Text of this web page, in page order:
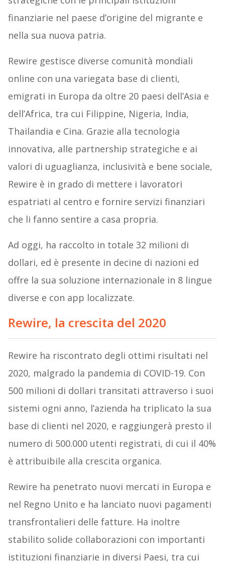
finanziarie nel paese d’origine del migrante e
nella sua nuova patria.
Rewire gestisce diverse comunità mondiali
online con una variegata base di clienti,
emigrati in Europa da oltre 20 paesi dell’Asia e
dell’Africa, tra cui Filippine, Nigeria, India,
Thailandia e Cina. Grazie alla tecnologia
innovativa, alle partnership strategiche e ai
valori di uguaglianza, inclusività e bene sociale,
Rewire è in grado di mettere i lavoratori
espatriati al centro e fornire servizi finanziari
che li fanno sentire a casa propria.
Ad oggi, ha raccolto in totale 32 milioni di
dollari, ed è presente in decine di nazioni ed
offre la sua soluzione internazionale in 8 lingue
diverse e con app localizzate.
Rewire, la crescita del 2020
Rewire ha riscontrato degli ottimi risultati nel
2020, malgrado la pandemia di COVID-19. Con
500 milioni di dollari transitati attraverso i suoi
sistemi ogni anno, l’azienda ha triplicato la sua
base di clienti nel 2020, e raggiungerà presto il
numero di 500.000 utenti registrati, di cui il 40%
è attribuibile alla crescita organica.
Rewire ha penetrato nuovi mercati in Europa e
nel Regno Unito e ha lanciato nuovi pagamenti
transfrontalieri delle fatture. Ha inoltre
stabilito solide collaborazioni con importanti
istituzioni finanziarie in diversi Paesi, tra cui